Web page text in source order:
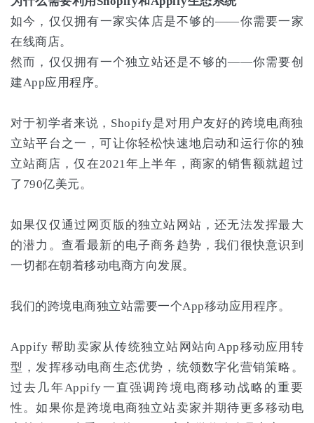
如今，仅仅拥有一家实体店是不够的——你需要一家
在线商店。
然而，仅仅拥有一个独立站还是不够的——你需要创
建App应用程序。
对于初学者来说，Shopify是对用户友好的跨境电商独
立站平台之一，可让你轻松快速地启动和运行你的独
立站商店，仅在2021年上半年，商家的销售额就超过
了790亿美元。
如果仅仅通过网页版的独立站网站，还无法发挥最大
的潜力。查看最新的电子商务趋势，我们很快意识到
一切都在朝着移动电商方向发展。
我们的跨境电商独立站需要一个App移动应用程序。
Appify 帮助卖家从传统独立站网站向App移动应用转
型，发挥移动电商生态优势，统领数字化营销策略。
过去几年Appify一直强调跨境电商移动战略的重要
性。如果你是跨境电商独立站卖家并期待更多移动电